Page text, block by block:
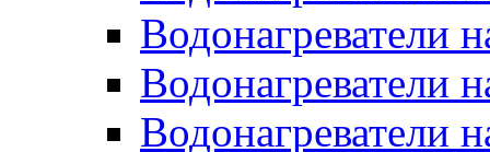
Водонагреватели
Водонагреватели
Водонагреватели